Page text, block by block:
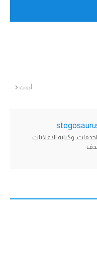
أحدث
وكتابة الاعلانات